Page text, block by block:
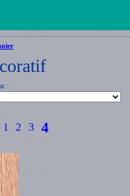
:
1 2 3 4